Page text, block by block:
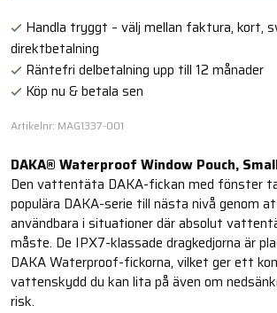
Handla tryggt – välj mellan faktura, kort,
direktbetalning
Räntefri delbetalning upp till 12 månader
Köp nu & betala sen
Artikelnr: MAG1337-001
DAKA® Waterproof Window Pouch,
Den vattentäta DAKA-fickan med fönster
populära DAKA-serie till nästa nivå genom
användbara i situationer där absolut
måste. De IPX7-klassade dragkedjorna är
DAKA Waterproof-fickorna, vilket ger ett
vattenskydd du kan lita på även om
risk.